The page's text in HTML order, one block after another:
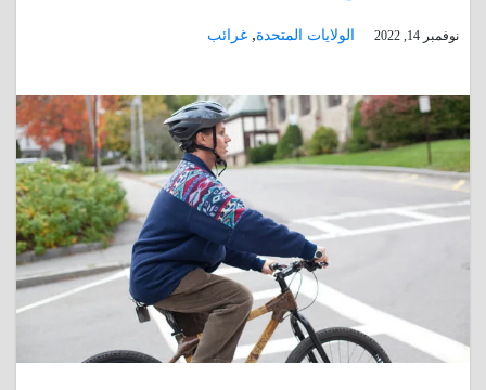
نوفمبر 14, 2022 الولايات المتحدة, غرائب